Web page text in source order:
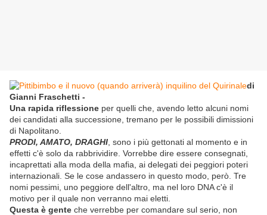
di
Gianni Fraschetti -
Una rapida riflessione per quelli che, avendo letto alcuni nomi
dei candidati alla successione, tremano per le possibili dimissioni
di Napolitano.
PRODI, AMATO, DRAGHI , sono i più gettonati al momento e in
effetti c'è solo da rabbrividire. Vorrebbe dire essere consegnati,
incaprettati alla moda della mafia, ai delegati dei peggiori poteri
internazionali. Se le cose andassero in questo modo, però. Tre
nomi pessimi, uno peggiore dell'altro, ma nel loro DNA c'è il
motivo per il quale non verranno mai eletti.
Questa è gente che verrebbe per comandare sul serio, non